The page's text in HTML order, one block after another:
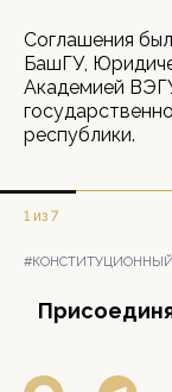
Соглашения
БашГУ,
Академией
республики.
1 из 7